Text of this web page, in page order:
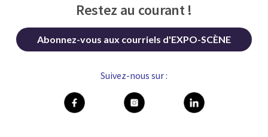
Restez au courant !
Abonnez-vous aux courriels d'EXPO-SCÈNE
Suivez-nous sur :